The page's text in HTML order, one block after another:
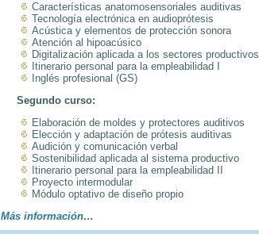
Características anatomosensoriales auditivas
Tecnología electrónica en audioprótesis
Acústica y elementos de protección sonora
Atención al hipoacúsico
Digitalización aplicada a los sectores productivos
Itinerario personal para la empleabilidad I
Inglés profesional (GS)
Segundo curso:
Elaboración de moldes y protectores auditivos
Elección y adaptación de prótesis auditivas
Audición y comunicación verbal
Sostenibilidad aplicada al sistema productivo
Itinerario personal para la empleabilidad II
Proyecto intermodular
Módulo optativo de diseño propio
Más información…